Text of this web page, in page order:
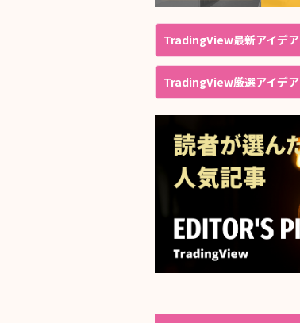
TradingView最新アイデア
TradingView厳選アイデア